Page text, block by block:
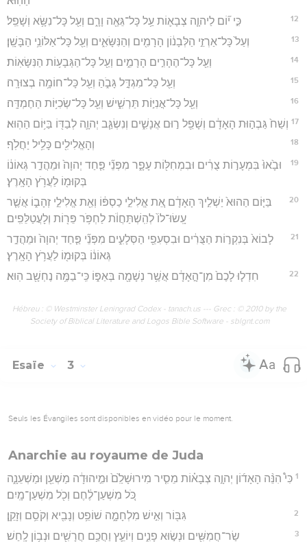
12 כִּ֣י י֞וֹם לַיהוָ֧ה צְבָא֛וֹת עַ֥ל כָּל־גֵּאֶ֖ה וָרָ֑ם וְעַ֖ל כָּל־נִשָּׂ֥א וְשָׁפֵֽל׃
13 וְעַל֙ כָּל־אַרְזֵ֣י הַלְּבָנ֔וֹן הָרָמִ֖ים וְהַנִּשָּׂאִ֑ים וְעַ֖ל כָּל־אַלּוֹנֵ֥י הַבָּשָֽׁן׃
14 וְעַ֖ל כָּל־הֶהָרִ֣ים הָרָמִ֑ים וְעַ֖ל כָּל־הַגְּבָע֥וֹת הַנִּשָּׂאֽוֹת׃
15 וְעַ֖ל כָּל־מִגְדָּ֣ל גָּבֹ֑הַ וְעַ֖ל כָּל־חוֹמָ֥ה בְצוּרָֽה׃
16 וְעַ֖ל כָּל־אֳנִיּ֣וֹת תַּרְשִׁ֑ישׁ וְעַ֖ל כָּל־שְׂכִיּ֥וֹת הַחֶמְדָּֽה׃
17 וְשַׁח֙ גַּבְה֣וּת הָאָדָ֔ם וְשָׁפֵ֖ל ר֣וּם אֲנָשִׁ֑ים וְנִשְׂגַּ֧ב יְהוָ֛ה לְבַדּ֖וֹ בַּיּ֥וֹם הַהֽוּא׃
18 וְהָאֱלִילִ֖ים כָּלִ֥יל יַחֲלֹֽף׃
19
וּבָ֙אוּ֙ בִּמְעָר֣וֹת צֻרִ֔ים וּבִמְחִלּ֖וֹת עָפָ֑ר מִפְּנֵ֞י פַּ֤חַד יְהוָה֙ וּמֵהֲדַ֣ר גְּאוֹנ֔וֹ
בְּקוּמ֖וֹ לַעֲרֹ֥ץ הָאָֽרֶץ׃
20
בַּיּ֤וֹם הַהוּא֙ יַשְׁלִ֣יךְ הָאָדָ֔ם אֵ֚ת אֱלִילֵ֣י כַסְפּ֔וֹ וְאֵ֖ת אֱלִילֵ֣י זְהָב֑וֹ אֲשֶׁ֤ר
עָֽשׂוּ־לוֹ֙ לְהִֽשְׁתַּחֲוֺ֔ת לַחְפֹּ֥ר פֵּר֖וֹת וְלָעֲטַלֵּפִֽים׃
21
לָבוֹא֙ בְּנִקְר֣וֹת הַצֻּרִ֔ים וּבִסְעִפֵ֖י הַסְּלָעִ֑ים מִפְּנֵ֞י פַּ֤חַד יְהוָה֙ וּמֵהֲדַ֣ר
גְּאוֹנ֔וֹ בְּקוּמ֖וֹ לַעֲרֹ֥ץ הָאָֽרֶץ׃
22 חִדְל֤וּ לָכֶם֙ מִן־הָ֣אָדָ֔ם אֲשֶׁ֥ר נְשָׁמָ֖ה בְּאַפּ֑וֹ כִּֽי־בַמֶּ֥ה נֶחְשָׁ֖ב הֽוּא׃
Hébreu : © Westminster Leningrad Codex - tanach.us --- Grec : © 2010 by the
Society of Biblical Literature and Logos Bible Software - sblgnt.com
Esaïe 3
Seuls les Évangiles sont disponibles en vidéo pour le moment.
Anarchie au royaume de Juda
1 כִּי֩ הִנֵּ֨ה הָאָד֜וֹן יְהוָ֣ה צְבָא֗וֹת מֵסִ֤יר מִירוּשָׁלִַ֙ם֙ וּמִ֣יהוּדָ֔ה מַשְׁעֵ֖ן וּמַשְׁעֵנָ֑ה
כֹּ֚ל מִשְׁעַן־לֶ֔חֶם וְכֹ֖ל מִשְׁעַן־מָֽיִם׃
2 גִּבּ֖וֹר וְאִ֣ישׁ מִלְחָמָ֑ה שׁוֹפֵ֥ט וְנָבִ֖יא וְקֹסֵ֥ם וְזָקֵֽן׃
3 שַׂר־חֲמִשִּׁ֖ים וּנְשׂ֣וּא פָנִ֑ים וְיוֹעֵ֛ץ וַחֲכַ֥ם חֲרָשִׁ֖ים וּנְב֥וֹן לָֽחַשׁ׃